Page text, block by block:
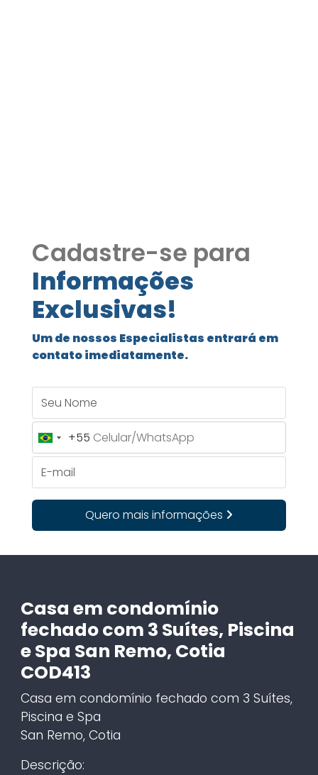
Cadastre-se para
Informações
Exclusivas!
Um de nossos Especialistas entrará em
contato imediatamente.
Brazil
+55
+55
Quero mais informações
Casa em condomínio
fechado com 3 Suítes, Piscina
e Spa San Remo, Cotia
COD413
Casa em condomínio fechado com 3 Suítes,
Piscina e Spa
San Remo, Cotia
Descrição: